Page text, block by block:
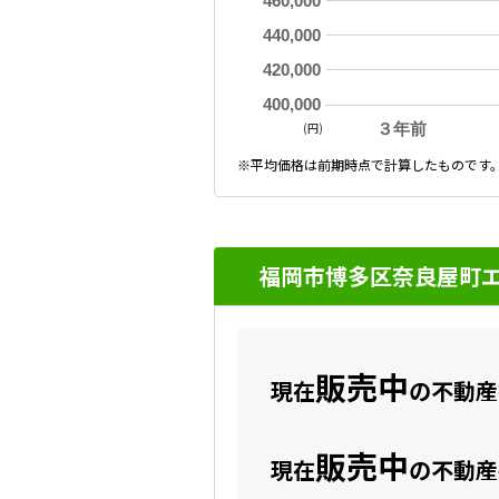
３年前
400,000
420,000
440,000
(円)
※平均価格は前期時点で計算したものです
福岡市博多区奈良屋町
現在販売中の不動
現在販売中の不動